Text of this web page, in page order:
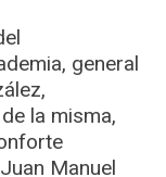
general
la misma,
Manuel